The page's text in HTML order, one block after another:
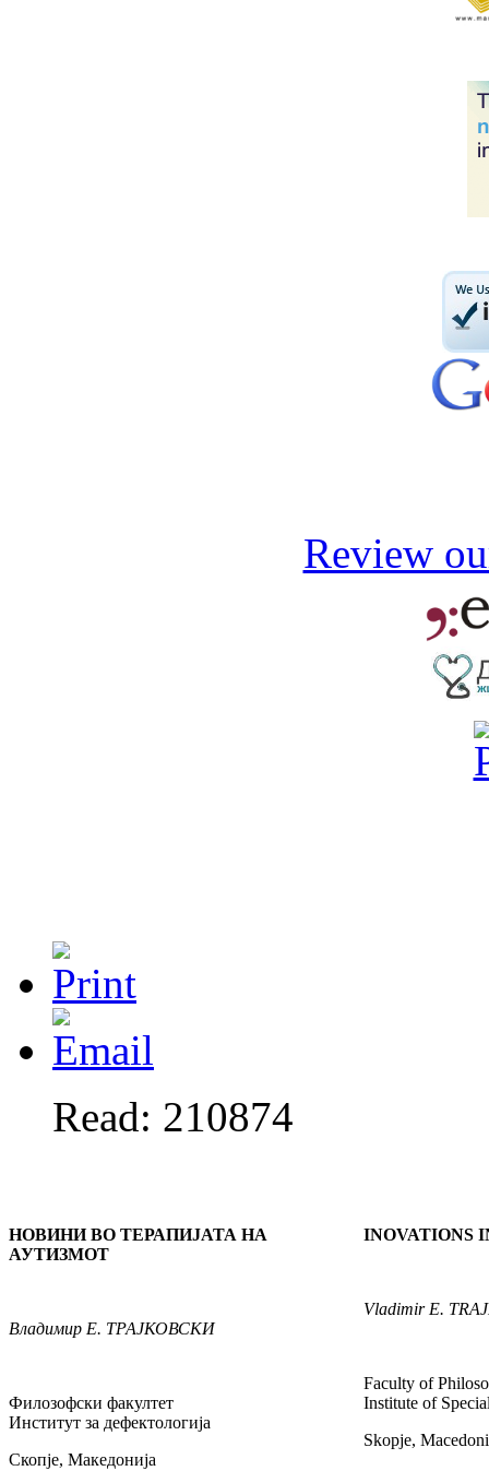
Review
Read: 210874
НОВИНИ ВО ТЕРАПИЈАТА НА
АУТИЗМОТ
Владимир Е. ТРАЈКОВСКИ
Филозофски факултет
Институт за дефектологија
Скопје, Македонија
INOVATIONS
Vladimir E.
Faculty of
Institute of
Skopje,